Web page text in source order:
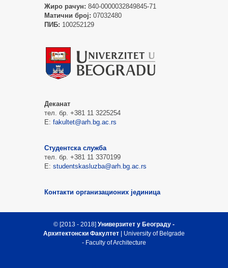
Жиро рачун: 840-0000032849845-71
Матични број: 07032480
ПИБ: 100252129
Деканат
тел. бр. +381 11 3225254
Е: fakultet@arh.bg.ac.rs
Студентска служба
тел. бр. +381 11 3370199
Е: studentskasluzba@arh.bg.ac.rs
Контакти организационих јединица
© [2013 - 2018] Универзитет у Београду -
Архитектонски Факултет | University of Belgrade
- Faculty of Architecture